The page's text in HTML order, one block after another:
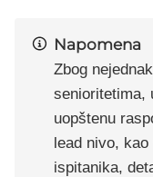
Napomena
Zbog
senioritetima,
uopštenu
lead nivo,
ispitanika,